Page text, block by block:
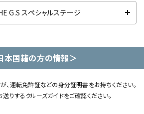
G.S スペシャルステージ
本国籍の方の情報＞
、運転免許証などの身分証明書をお持ちください。
りするクルーズガイドをご確認ください。